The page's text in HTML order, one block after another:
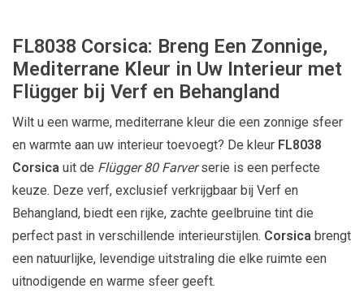
FL8038 Corsica: Breng Een Zonnige,
Mediterrane Kleur in Uw Interieur met
Flügger bij Verf en Behangland
Wilt u een warme, mediterrane kleur die een zonnige sfeer
en warmte aan uw interieur toevoegt? De kleur FL8038
Corsica uit de Flügger 80 Farverserie is een perfecte
keuze. Deze verf, exclusief verkrijgbaar bij Verf en
Behangland, biedt een rijke, zachte geelbruine tint die
perfect past in verschillende interieurstijlen. Corsica brengt
een natuurlijke, levendige uitstraling die elke ruimte een
uitnodigende en warme sfeer geeft.